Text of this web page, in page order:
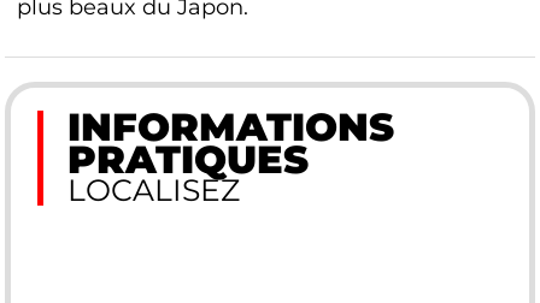
plus beaux du Japon.
INFORMATIONS
PRATIQUES
LOCALISEZ